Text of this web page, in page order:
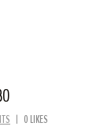
| 0 LIKES